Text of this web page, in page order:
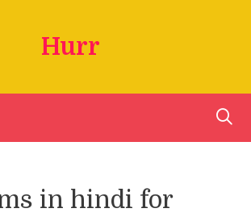
Hurr
in hindi for